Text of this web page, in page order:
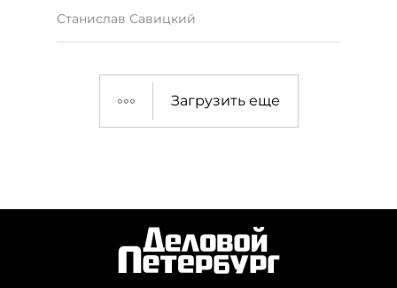
Станислав Савицкий
Загрузить еще